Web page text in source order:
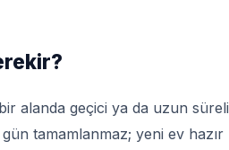
alanda geçici ya da uzun süreli
tamamlanmaz; yeni ev hazır